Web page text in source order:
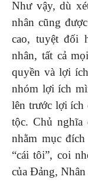
Như vậy, dù
nhân cũng
cao, tuyệt đối
nhân, tất cả
quyền và lợi
nhóm lợi ích
lên trước lợi ích
tộc. Chủ nghĩa
nhằm mục
“cái tôi”, coi
của Đảng, Nhân